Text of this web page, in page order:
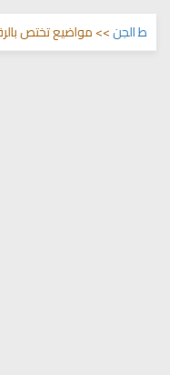
الجن>> مواضيع تختص